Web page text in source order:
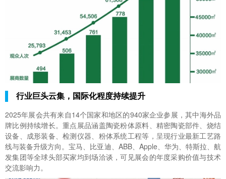
行业巨头云集，国际化程度持续提升
2025年展会共有来自14个国家和地区的940家企业参展，其中海外品
牌比例持续增长。重点展品涵盖陶瓷粉体原料、精密陶瓷部件、烧结
设备、成形装备、检测仪器、粉体系统工程等，呈现行业最新工艺路
线与装备升级方向。宝马、比亚迪、ABB、Apple、华为、特斯拉、航
发集团等全球头部买家均到场洽谈，可见展会的年度采购价值与技术
交流影响力。